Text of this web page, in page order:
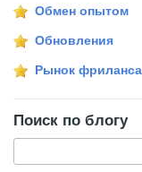
Обмен опытом
Обновления
Рынок фриланса
Поиск по блогу